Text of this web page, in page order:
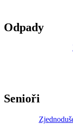
Odpady
Senioři